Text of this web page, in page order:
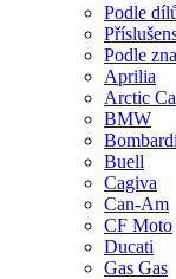
Podle
Podle
Aprilia
Arctic
BMW
Buell
Cagiva
Can-Am
CF Moto
Ducati
Gas Gas